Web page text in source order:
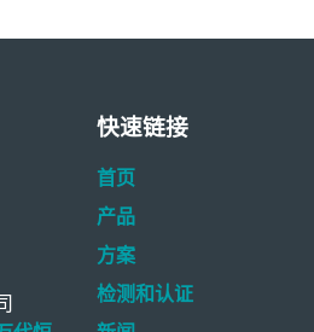
快速链接
首页
产品
方案
检测和认证